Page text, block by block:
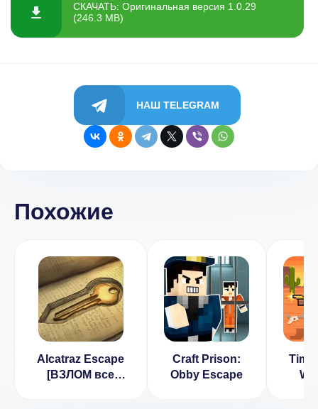
СКАЧАТЬ: Оригинальная версия 1.0.29
(246.3 MB)
НАШ TELEGRAM
Похожие
Alcatraz Escape
[ВЗЛОМ все
Craft Prison:
Obby Escape